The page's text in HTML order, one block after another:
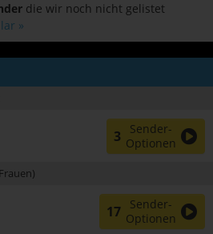
die wir noch nicht gelistet
»
3
Sender-
Optionen
17
Sender-
Optionen